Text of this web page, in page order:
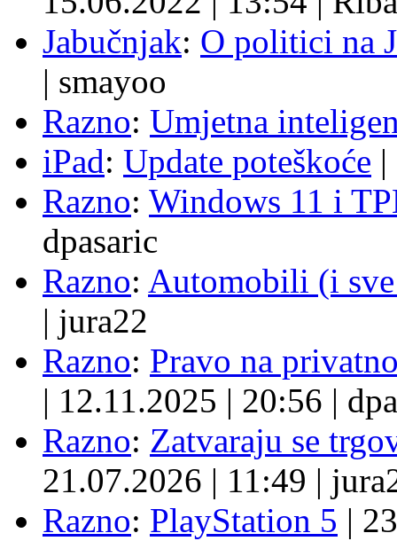
Jabučnjak: O politici na
| smayoo
Razno: Umjetna
iPad: Update poteškoće |
Razno: Windows 11 i
dpasaric
Razno: Automobili (i
| jura22
Razno: Pravo na
| 12.11.2025 | 20:56 |
Razno: Zatvaraju se
21.07.2026 | 11:49 |
Razno: PlayStation 5 |